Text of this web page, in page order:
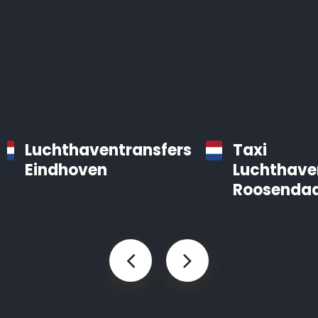
Luchthaventransfers
Eindhoven
Taxi